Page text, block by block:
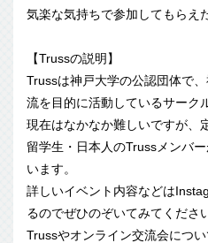
気楽な気持ちで参加してもらえ
【Trussの説明】
Trussは神戸大学の公認団体で
流を目的に活動しているサーク
現在はなかなか難しいですが、
留学生 ・日本人のTrussメンバ
います。
詳しいイベント内容などは
るのでぜひのぞいてみてくださ
Trussやオンライン交流会につ